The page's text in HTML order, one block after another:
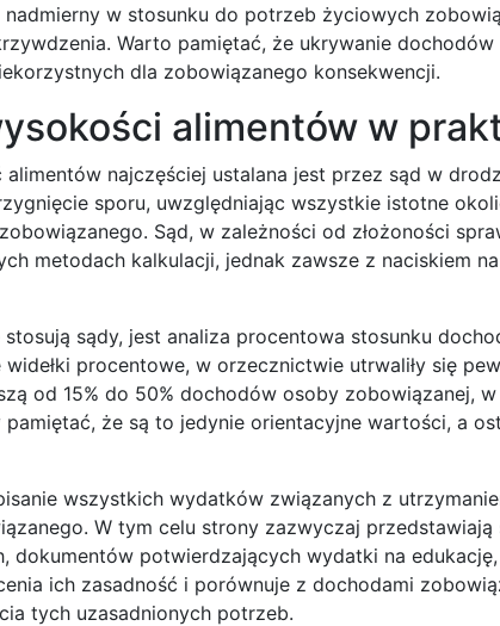
w stosunku do potrzeb życiowych
Warto pamiętać, że ukrywanie
dla zobowiązanego konsekwencji.
alimentów w
najczęściej ustalana jest przez sąd w
sporu, uwzględniając wszystkie istotne
Sąd, w zależności od złożoności
metodach kalkulacji, jednak zawsze z naciskiem
sądy, jest analiza procentowa stosunku
procentowe, w orzecznictwie utrwaliły się
od 15% do 50% dochodów osoby zobowiązanej,
że są to jedynie orientacyjne wartości, a
wszystkich wydatków związanych z
W tym celu strony zazwyczaj
dokumentów potwierdzających wydatki na
ich zasadność i porównuje z dochodami
tych uzasadnionych potrzeb.